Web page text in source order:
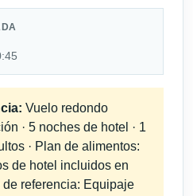
Vuelo redondo
· 5 noches de hotel · 1
· Plan de alimentos:
de hotel incluidos en
de referencia: Equipaje